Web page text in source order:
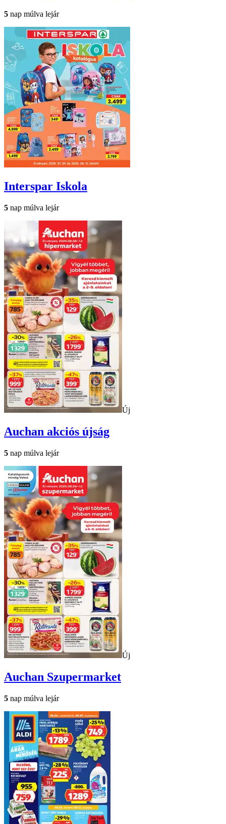
5 nap múlva lejár
Interspar Iskola
5 nap múlva lejár
Új
Auchan akciós újság
5 nap múlva lejár
Új
Auchan Szupermarket
5 nap múlva lejár